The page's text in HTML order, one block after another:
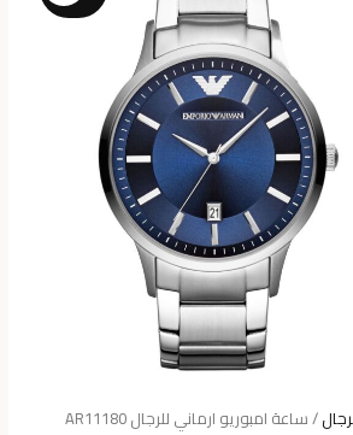
/ ساعة امبوريو ارماني للرجال AR11180